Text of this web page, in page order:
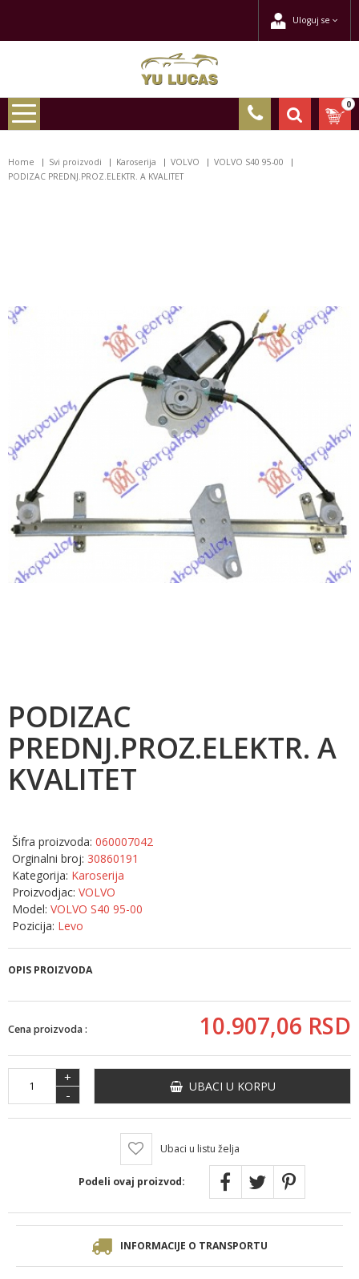
Uloguj se
0
Home Svi proizvodi Karoserija VOLVO
VOLVO S40 95-00
PODIZAC PREDNJ.PROZ.ELEKTR. A KVALITET
PODIZAC
PREDNJ.PROZ.ELEKTR. A
KVALITET
Šifra proizvoda: 060007042
Orginalni broj: 30860191
Kategorija: Karoserija
Proizvodjac: VOLVO
Model: VOLVO S40 95-00
Pozicija: Levo
OPIS PROIZVODA
Cena proizvoda : 10.907,06 RSD
+
-
UBACI U KORPU
Ubaci u listu želja
Podeli ovaj proizvod:
INFORMACIJE O TRANSPORTU